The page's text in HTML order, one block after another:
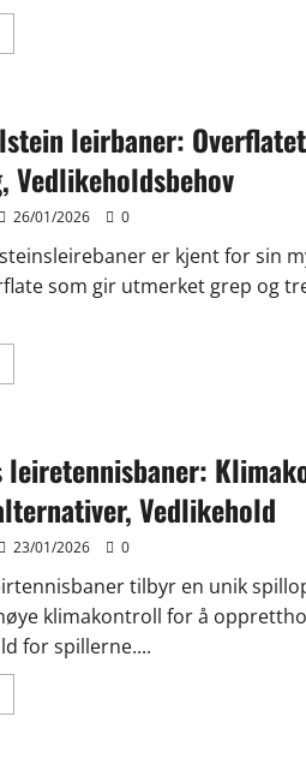
leirbaner:
Vedlikeholdsbehov
26/01/2026 0
er kjent for sin
som gir utmerket grep og
Vedlikeholdsbehov
leiretennisbaner:
Vedlikehold
23/01/2026 0
tilbyr en unik
klimakontroll for å
for spillerne....